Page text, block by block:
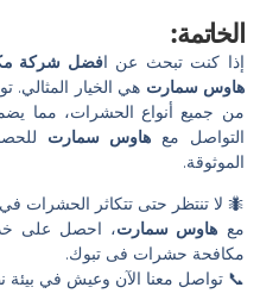
الخاتمة:
إذا كنت تبحث عن افضل شركة
هاوس سمارت هي الخيار المثالي.
من جميع أنواع الحشرات، مما
التواصل معهاوس سمارت
الموثوقة.
🐜 لا تنتظر حتى تتكاثر الحشرات
مع هاوس سمارت، احصل على
مكافحة حشرات فى تبوك.
📞 تواصل معنا الآن وعيش في بيئة